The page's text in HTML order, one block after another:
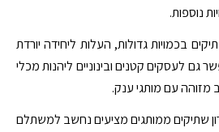
נוספות.
בכמויות גדולות, העלות ליחידה יורדת
לעסקים קטנים ובינוניים ליהנות מכלי
מזוהה עם מותגי ענק.
שתיקים ממותגים מציעים נחשב למשתלם